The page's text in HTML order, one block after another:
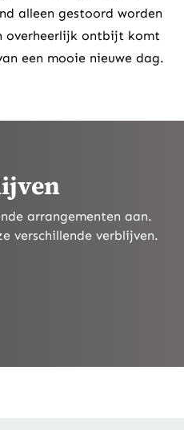
alleen gestoord worden
overheerlijk ontbijt komt
een mooie nieuwe dag.
arrangementen aan.
verschillende verblijven.